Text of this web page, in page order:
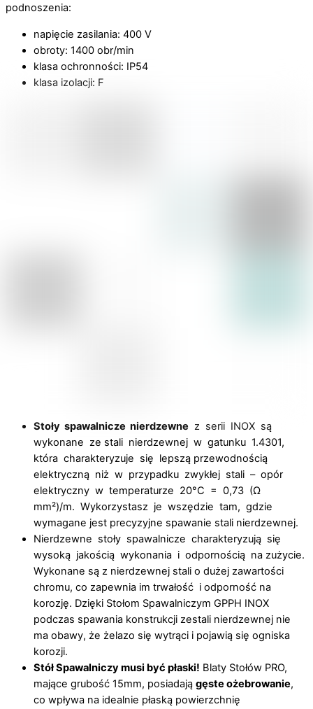
podnoszenia:
napięcie zasilania: 400 V
obroty: 1400 obr/min
klasa ochronności: IP54
klasa izolacji: F
Stoły spawalnicze nierdzewne z serii INOX są
wykonane ze stali nierdzewnej w gatunku 1.4301,
która charakteryzuje się lepszą przewodnością
elektryczną niż w przypadku zwykłej stali – opór
elektryczny w temperaturze 20°C = 0,73 (Ω
mm²)/m. Wykorzystasz je wszędzie tam, gdzie
wymagane jest precyzyjne spawanie stali nierdzewnej.
Nierdzewne stoły spawalnicze charakteryzują się
wysoką jakością wykonania i odpornością na zużycie.
Wykonane są z nierdzewnej stali o dużej zawartości
chromu, co zapewnia im trwałość i odporność na
korozję. Dzięki Stołom Spawalniczym GPPH INOX
podczas spawania konstrukcji zestali nierdzewnej nie
ma obawy, że żelazo się wytrąci i pojawią się ogniska
korozji.
Stół Spawalniczy musi być płaski! Blaty Stołów PRO,
mające grubość 15mm, posiadają gęste ożebrowanie,
co wpływa na idealnie płaską powierzchnię